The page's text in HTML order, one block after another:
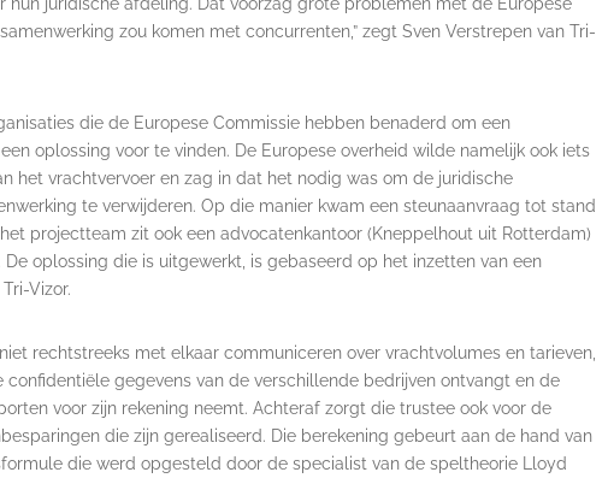
zou komen met concurrenten,” zegt Sven Verstrepen van Tri-
die de Europese Commissie hebben benaderd om een
oplossing voor te vinden. De Europese overheid wilde namelijk ook iets
het vrachtvervoer en zag in dat het nodig was om de juridische
te verwijderen. Op die manier kwam een steunaanvraag tot stand
projectteam zit ook een advocatenkantoor (Kneppelhout uit Rotterdam)
oplossing die is uitgewerkt, is gebaseerd op het inzetten van een
Vizor.
rechtstreeks met elkaar communiceren over vrachtvolumes en tarieven,
gegevens van de verschillende bedrijven ontvangt en de
voor zijn rekening neemt. Achteraf zorgt die trustee ook voor de
die zijn gerealiseerd. Die berekening gebeurt aan de hand van
die werd opgesteld door de specialist van de speltheorie Lloyd